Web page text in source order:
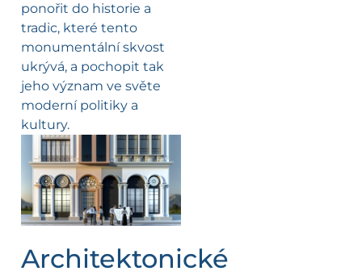
ponořit do historie a
tradic, které tento
monumentální skvost
ukrývá, a pochopit tak
jeho význam ve světe
moderní politiky a
kultury.
Architektonické